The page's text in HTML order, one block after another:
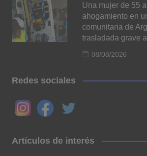
Una mujer de 55
ahogamiento en
comunitaria de
trasladada grave
08/08/2026
Redes sociales
Artículos de interés